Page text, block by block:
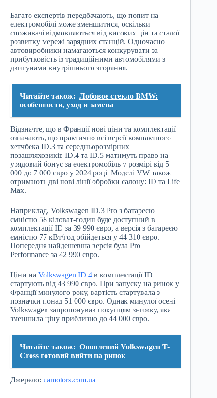
Багато експертів передбачають, що попит на
електромобілі може зменшитися, оскільки
споживачі відмовляються від високих цін та сталої
розвитку мережі зарядних станцій. Одночасно
автовиробники намагаються конкурувати за
прибутковість із традиційними автомобілями з
двигунами внутрішнього згоряння.
Читайте також: Лобовое стекло BMW:
особенности, уход и замена
Відзначте, що в Франції нові ціни та комплектації
означають, що практично всі версії компактного
хетчбека ID.3 та середньорозмірних
позашляховиків ID.4 та ID.5 матимуть право на
урядовий бонус за електромобіль у розмірі від 5
000 до 7 000 євро у 2024 році. Моделі VW також
отримають дві нові лінії обробки салону: ID та Life
Max.
Наприклад, Volkswagen ID.3 Pro з батареєю
ємністю 58 кіловат-годин буде доступний в
комплектації ID за 39 990 євро, а версія з батареєю
ємністю 77 кВт/год обійдеться у 44 310 євро.
Попередня найдешевша версія була Pro
Performance за 42 990 євро.
Ціни на Volkswagen ID.4 в комплектації ID
стартують від 43 990 євро. При запуску на ринок у
Франції минулого року, вартість стартувала з
позначки понад 51 000 євро. Однак минулої осені
Volkswagen запропонував покупцям знижку, яка
зменшила ціну приблизно до 44 000 євро.
Читайте також: Оновлений Volkswagen T-
Cross готовий вийти на ринок
Джерело: uamotors.com.ua